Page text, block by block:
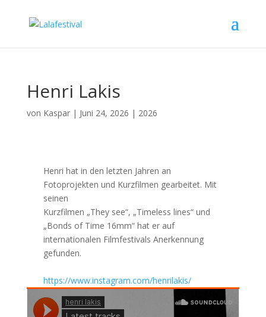
Henri Lakis
von Kaspar| Juni 24, 2026 | 2026
Henri hat in den letzten Jahren an
Fotoprojekten und Kurzfilmen gearbeitet. Mit
seinen
Kurzfilmen „They see“, „Timeless lines“ und
„Bonds of Time 16mm“ hat er auf
internationalen Filmfestivals Anerkennung
gefunden.
https://www.instagram.com/henrilakis/